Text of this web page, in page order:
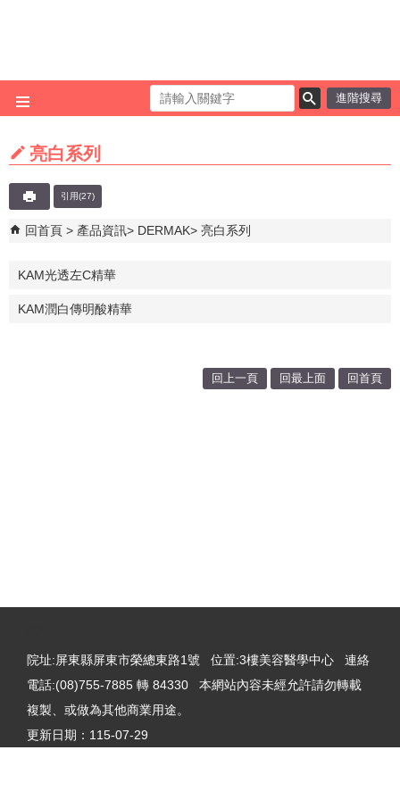
進階搜尋
亮白系列
引用(27)
回首頁 產品資訊 DERMAK 亮白系列
KAM光透左C精華
KAM潤白傳明酸精華
回上一頁 回最上面 回首頁
院址:屏東縣屏東市榮總東路1號 位置:3樓美容醫學中心 連絡
電話:(08)755-7885 轉 84330 本網站內容未經允許請勿轉載
複製、或做為其他商業用途。
更新日期： 115-07-29